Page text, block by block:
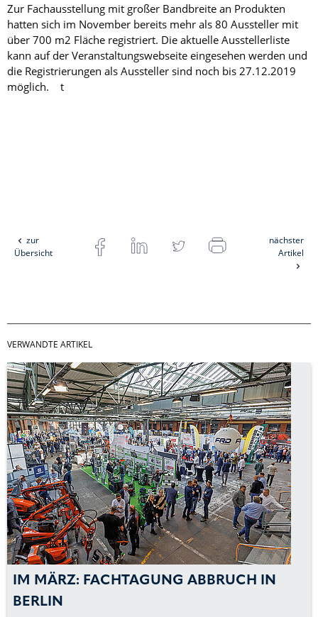
Zur Fachausstellung mit großer Bandbreite an Produkten
hatten sich im November bereits mehr als 80 Aussteller mit
über 700 m2 Fläche registriert. Die aktuelle Ausstellerliste
kann auf der Veranstaltungswebseite eingesehen werden und
die Registrierungen als Aussteller sind noch bis 27.12.2019
möglich. t
zur
Übersicht
nächster
Artikel
VERWANDTE ARTIKEL
IM MÄRZ: FACHTAGUNG ABBRUCH IN
BERLIN